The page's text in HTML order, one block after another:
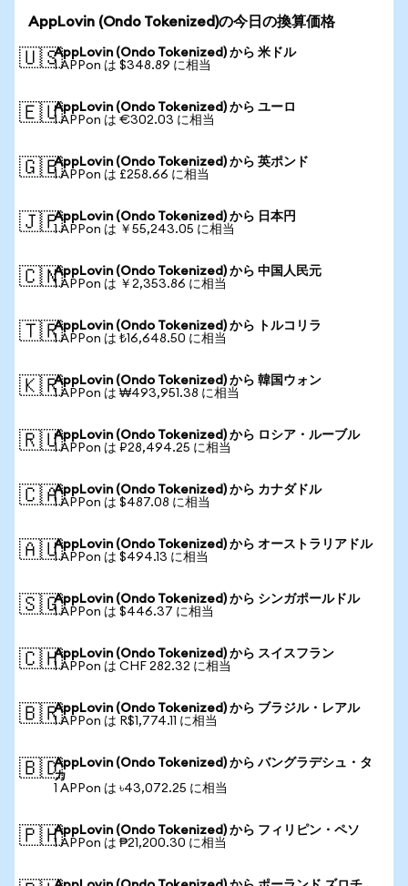
AppLovin (Ondo Tokenized)の今日の換算価格
🇺🇸AppLovin (Ondo Tokenized) から 米ドル
1 APPon は $348.89 に相当
🇪🇺AppLovin (Ondo Tokenized) から ユーロ
1 APPon は €302.03 に相当
🇬🇧AppLovin (Ondo Tokenized) から 英ポンド
1 APPon は £258.66 に相当
🇯🇵AppLovin (Ondo Tokenized) から 日本円
1 APPon は ￥55,243.05 に相当
🇨🇳AppLovin (Ondo Tokenized) から 中国人民元
1 APPon は ￥2,353.86 に相当
🇹🇷AppLovin (Ondo Tokenized) から トルコリラ
1 APPon は ₺16,648.50 に相当
🇰🇷AppLovin (Ondo Tokenized) から 韓国ウォン
1 APPon は ₩493,951.38 に相当
🇷🇺AppLovin (Ondo Tokenized) から ロシア・ルーブル
1 APPon は ₽28,494.25 に相当
🇨🇦AppLovin (Ondo Tokenized) から カナダドル
1 APPon は $487.08 に相当
🇦🇺AppLovin (Ondo Tokenized) から オーストラリアドル
1 APPon は $494.13 に相当
🇸🇬AppLovin (Ondo Tokenized) から シンガポールドル
1 APPon は $446.37 に相当
🇨🇭AppLovin (Ondo Tokenized) から スイスフラン
1 APPon は CHF 282.32 に相当
🇧🇷AppLovin (Ondo Tokenized) から ブラジル・レアル
1 APPon は R$1,774.11 に相当
🇧🇩AppLovin (Ondo Tokenized) から バングラデシュ・タ
カ
1 APPon は ৳43,072.25 に相当
🇵🇭AppLovin (Ondo Tokenized) から フィリピン・ペソ
1 APPon は ₱21,200.30 に相当